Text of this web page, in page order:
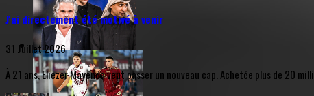
J'ai directement été motivé à venir
31 Juillet 2026
À 21 ans, Eliezer Mayenda veut passer un nouveau cap. Achetée plus de 20